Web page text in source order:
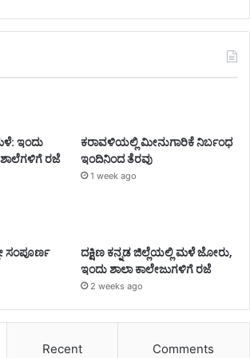
ಇಂದು
ರಜೆ
ಕರಾವಳಿಯಲ್ಲಿ ಮೀನುಗಾರಿಕೆ ನಿರ್ಬಂಧ
ಇಂದಿನಿಂದ ತೆರವು
1 week ago
ಸಂಪೂರ್ಣ
ದಕ್ಷಿಣ ಕನ್ನಡ ಜಿಲ್ಲೆಯಲ್ಲಿ ಮಳೆ ಜೋರು,
ಇಂದು ಶಾಲಾ ಕಾಲೇಜುಗಳಿಗೆ ರಜೆ
2 weeks ago
Recent Comments